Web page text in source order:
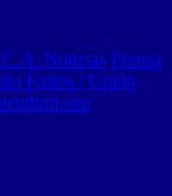
Noticias Prensa
Éxitos / Unión